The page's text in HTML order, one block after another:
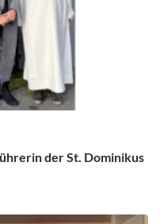
der St. Dominikus